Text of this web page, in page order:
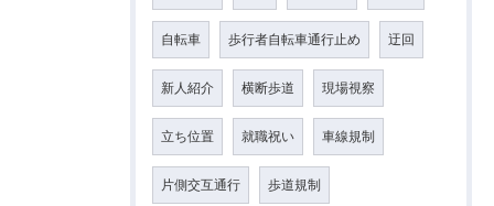
自転車 歩行者自転車通行止め 迂回
新人紹介 横断歩道 現場視察
立ち位置 就職祝い 車線規制
片側交互通行 歩道規制